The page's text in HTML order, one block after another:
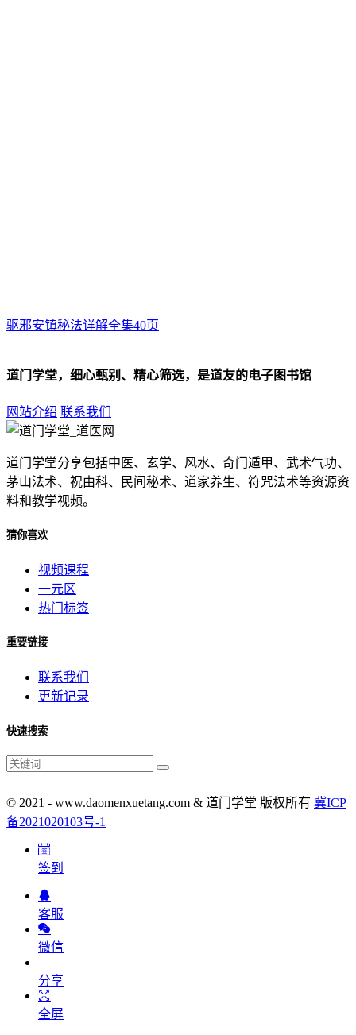
驱邪安镇秘法详解全集40页
道门学堂，细心甄别、精心筛选，是道友的电子图书馆
网站介绍 联系我们
道门学堂分享包括中医、玄学、风水、奇门遁甲、武术气功、
茅山法术、祝由科、民间秘术、道家养生、符咒法术等资源资
料和教学视频。
猜你喜欢
视频课程
一元区
热门标签
重要链接
联系我们
更新记录
快速搜索
© 2021 - www.daomenxuetang.com & 道门学堂 版权所有 冀ICP
备2021020103号-1
签到
客服
微信
分享
全屏